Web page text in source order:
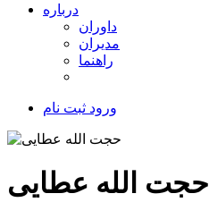
درباره
داوران
مدیران
راهنما
ورود ثبت نام
حجت الله عطایی